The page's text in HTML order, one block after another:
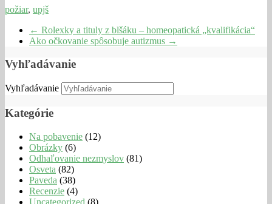
požiar, upjš
← Rolexky a tituly z blšáku – homeopatická „kvalifikácia“
Ako očkovanie spôsobuje autizmus →
Vyhľadávanie
Vyhľadávanie
Kategórie
Na pobavenie (12)
Obrázky (6)
Odhaľovanie nezmyslov (81)
Osveta (82)
Paveda (38)
Recenzie (4)
Uncategorized (8)